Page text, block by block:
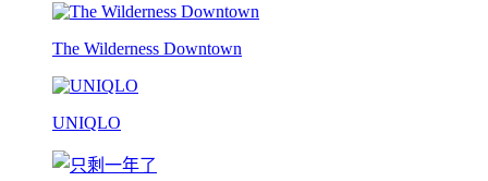
The Wilderness Downtown
UNIQLO